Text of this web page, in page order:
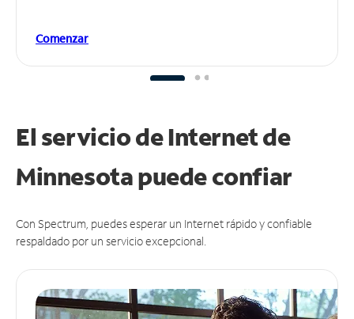
Comenzar
El servicio de Internet de
Minnesota puedeconfiar
Con Spectrum, puedes esperar un Internet rápido y confiable
respaldado por un servicio excepcional.